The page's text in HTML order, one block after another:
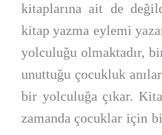
kitaplarına ait de
kitap yazma eylemi
yolculuğu olmaktadır,
unuttuğu çocukluk
bir yolculuğa çıkar.
zamanda çocuklar için